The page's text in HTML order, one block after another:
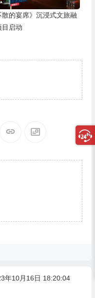
散的宴席》沉浸式文旅融
目启动
年10月16日 18:20:04